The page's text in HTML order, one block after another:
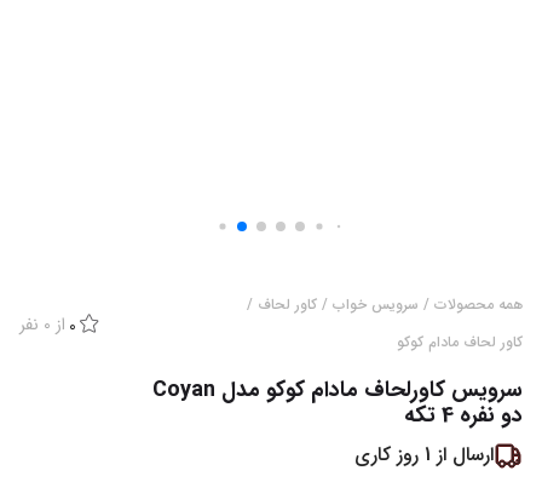
همه محصولات / سرویس خواب / کاور لحاف /
کاور لحاف مادام کوکو
0 از 0 نفر
سرویس کاورلحاف مادام کوکو مدل Coyan
دو نفره 4 تکه
ارسال از 1 روز کاری